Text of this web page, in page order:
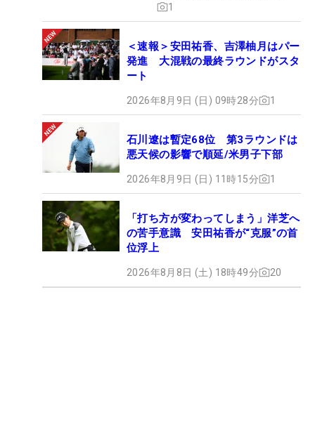
1
＜速報＞安田祐香、吉澤柚月はパー
発進 大混戦の最終ラウンドがスタ
ート
2026年8月9日 (日) 09時28分 1
石川遼は暫定68位 第3ラウンドは
悪天候の影響で順延/米男子下部
2026年8月9日 (日) 11時15分 1
「打ち方が変わってしまう」洋芝へ
の苦手意識 安田祐香が“克服”の首
位浮上
2026年8月8日 (土) 18時49分 20